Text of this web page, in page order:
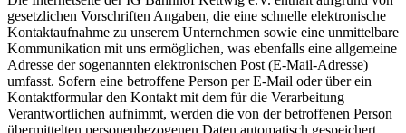
gesetzlichen Vorschriften Angaben, die eine schnelle elektronische
Kontaktaufnahme zu unserem Unternehmen sowie eine unmittelbare
Kommunikation mit uns ermöglichen, was ebenfalls eine allgemeine
Adresse der sogenannten elektronischen Post (E-Mail-Adresse)
umfasst. Sofern eine betroffene Person per E-Mail oder über ein
Kontaktformular den Kontakt mit dem für die Verarbeitung
Verantwortlichen aufnimmt, werden die von der betroffenen Person
übermittelten personenbezogenen Daten automatisch gespeichert.